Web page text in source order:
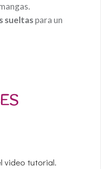
sueltaspara un
video tutorial.